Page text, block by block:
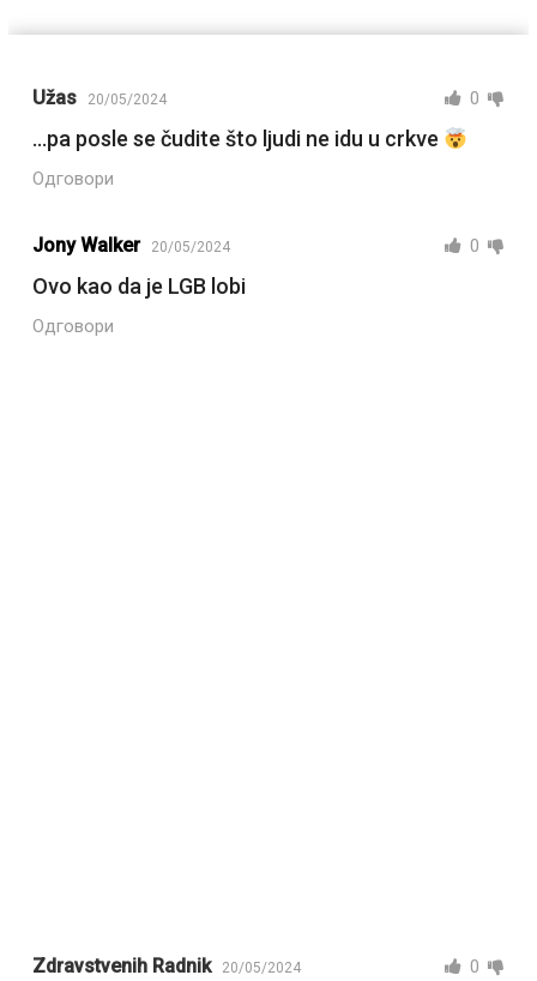
Užas 20/05/2024 0
…pa posle se čudite što ljudi ne idu u crkve
Одговори
Jony Walker 20/05/2024 0
Ovo kao da je LGB lobi
Одговори
Zdravstvenih Radnik 20/05/2024 0